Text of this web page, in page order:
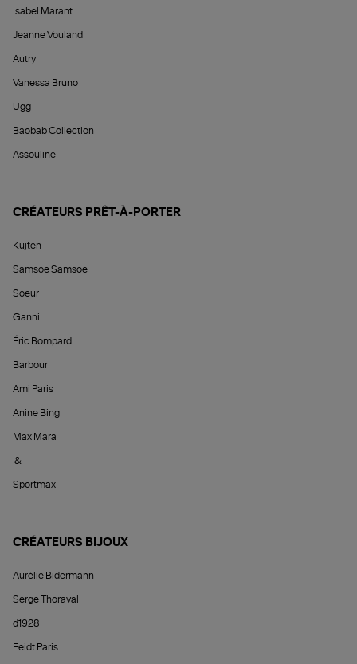
Isabel Marant
Jeanne Vouland
Autry
Vanessa Bruno
Ugg
Baobab Collection
Assouline
CRÉATEURS PRÊT-À-PORTER
Kujten
Samsoe Samsoe
Soeur
Ganni
Éric Bompard
Barbour
Ami Paris
Anine Bing
Max Mara
&
Sportmax
CRÉATEURS BIJOUX
Aurélie Bidermann
Serge Thoraval
d1928
Feidt Paris